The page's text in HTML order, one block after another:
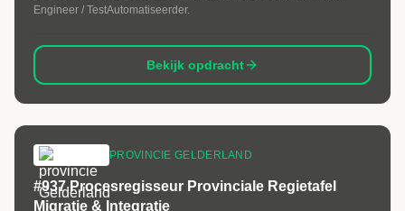
Engineer / TestAutomatiseerder.
Bekijk opdracht
PROVINCIE GELDERLAND
#937 Procesregisseur Provinciale Regietafel
Migratie & Integratie